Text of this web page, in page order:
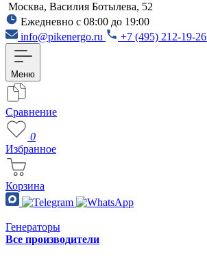
Москва, Василия Ботылева, 52
Ежедневно с 08:00 до 19:00
info@pikenergo.ru
+7 (495) 212-19-26
Меню
Сравнение
0
Избранное
Корзина
Генераторы
Все производители